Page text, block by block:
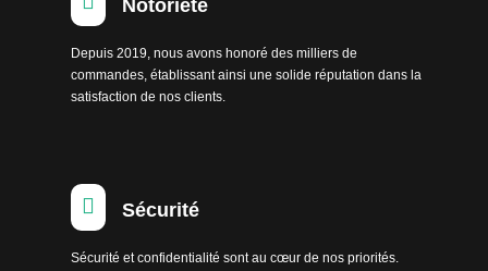
Notoriété
Depuis 2019, nous avons honoré des milliers de
commandes, établissant ainsi une solide réputation dans la
satisfaction de nos clients.
 Sécurité
Sécurité et confidentialité sont au cœur de nos priorités.